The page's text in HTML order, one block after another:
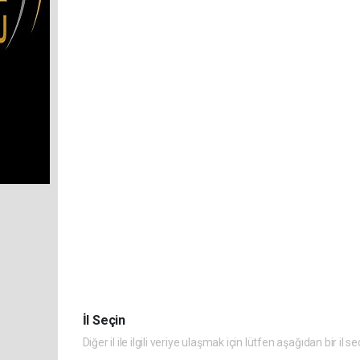
İl Seçin
Diğer il ile ilgili veriye ulaşmak için lütfen aşağıdan bir il